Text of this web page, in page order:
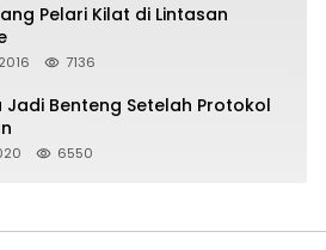
Pelari Kilat di Lintasan
7136
Benteng Setelah Protokol
6550